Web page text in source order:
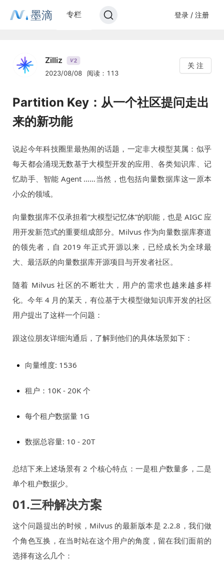
墨滴 专栏 登录 / 注册
Zilliz V2
2023/08/08 阅读：113
关 注
Partition Key：从一个社区提问走出
来的新功能
说起今年科技圈里最热闹的话题，一定非大模型莫属：似乎
每天都会涌现无数基于大模型开发的应用、各类知识库、记
忆助手、智能 Agent ……当然，也包括向量数据库这一原本
小众的领域。
向量数据库不仅承担着“大模型记忆体”的职能，也是 AIGC 应
用开发新范式的重要组成部分。Milvus 作为向量数据库赛道
的领先者，自 2019 年正式开源以来，已经成长为全球最
大、最活跃的向量数据库开源项目与开发者社区。
随着 Milvus 社区的不断壮大，用户的需求也越来越多样
化。今年 4 月的某天，有位基于大模型做知识库开发的社区
用户提出了这样一个问题：
跟这位朋友详细沟通后，了解到他们的具体场景如下：
向量维度: 1536
租户：10K - 20K 个
每个租户数据量 1G
数据总容量: 10 - 20T
总结下来上述场景有 2 个核心特点：一是租户数量多，二是
单个租户数据少。
01.三种解决方案
这个问题提出的时候，Milvus 的最新版本是 2.2.8，我们做
个角色互换，在当时站在这个用户的角度，留在我们面前的
选择有这么几个：